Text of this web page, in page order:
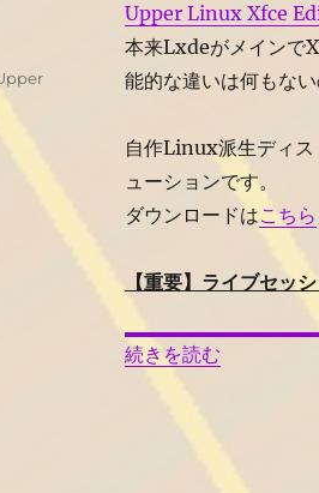
Upper Linux Xfce
本来Lxdeがメインで
能的な違いは何もな
自作Linux派生ディス
ューションです。
ダウンロードはこちら
【重要】ライブセッ
“Upper Linux Xfce
続きを読む